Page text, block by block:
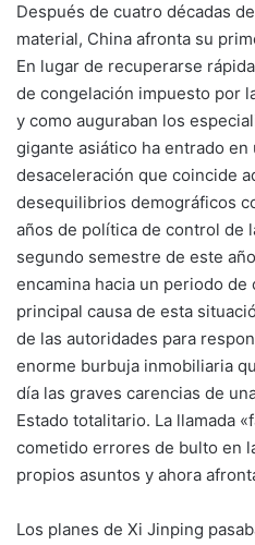
Después de cuatro décadas
material, China afronta su
En lugar de recuperarse
de congelación impuesto por
y como auguraban los
gigante asiático ha entrado en
desaceleración que coincide
desequilibrios demográficos
años de política de control de
segundo semestre de este
encamina hacia un periodo
principal causa de esta
de las autoridades para
enorme burbuja inmobiliaria
día las graves carencias de
Estado totalitario. La llamada
cometido errores de bulto en
propios asuntos y ahora
Los planes de Xi Jinping